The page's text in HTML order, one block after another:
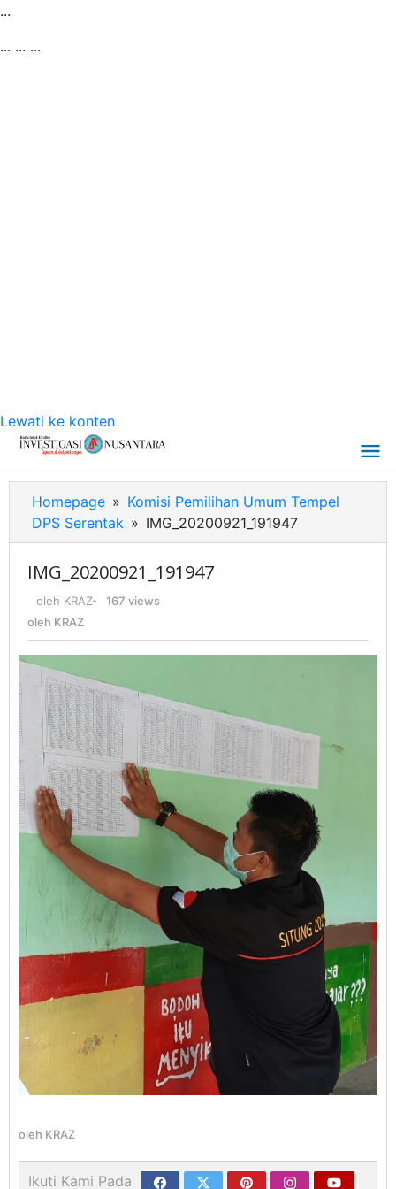
...
... ... ...
Lewati ke konten
Homepage » Komisi Pemilihan Umum Tempel
DPS Serentak » IMG_20200921_191947
IMG_20200921_191947
oleh KRAZ-
167 views
oleh KRAZ
oleh KRAZ
Ikuti Kami Pada